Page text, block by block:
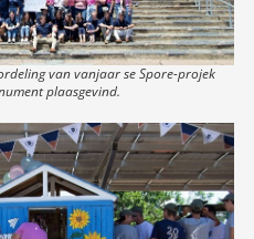
van vanjaar se Spore-projek
plaasgevind.